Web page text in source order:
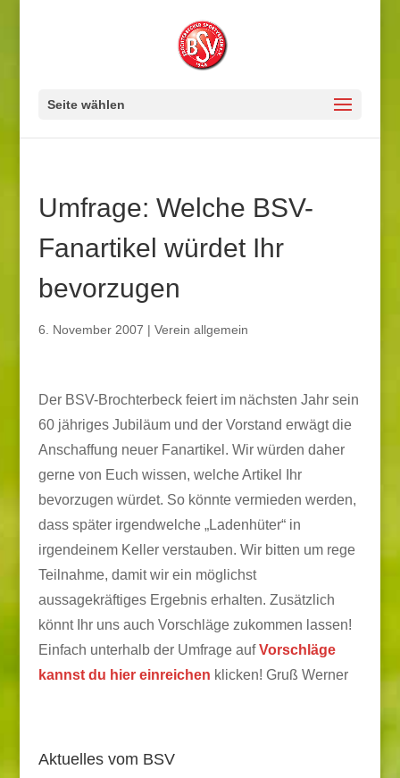
Seite wählen
Umfrage: Welche BSV-
Fanartikel würdet Ihr
bevorzugen
6. November 2007 | Verein allgemein
Der BSV-Brochterbeck feiert im nächsten Jahr sein
60 jähriges Jubiläum und der Vorstand erwägt die
Anschaffung neuer Fanartikel. Wir würden daher
gerne von Euch wissen, welche Artikel Ihr
bevorzugen würdet. So könnte vermieden werden,
dass später irgendwelche „Ladenhüter“ in
irgendeinem Keller verstauben. Wir bitten um rege
Teilnahme, damit wir ein möglichst
aussagekräftiges Ergebnis erhalten. Zusätzlich
könnt Ihr uns auch Vorschläge zukommen lassen!
Einfach unterhalb der Umfrage aufVorschläge
kannst du hier einreichen klicken! Gruß Werner
Aktuelles vom BSV